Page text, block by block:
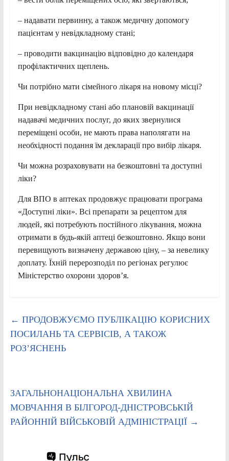
– надавати первинну, а також медичну допомогу
пацієнтам у невідкладному стані;
– проводити вакцинацію відповідно до календаря
профілактичних щеплень.
Чи потрібно мати сімейного лікаря на новому місці?
При невідкладному стані або плановій вакцинації
надавачі медичних послуг, до яких звернулися
переміщені особи, не мають права наполягати на
необхідності подання їм декларації про вибір лікаря.
Чи можна розраховувати на безкоштовні та доступні
ліки?
Для ВПО в аптеках продовжує працювати програма
«Доступні ліки». Всі препарати за рецептом для
людей, які потребують постійного лікування, можна
отримати в будь-якій аптеці безкоштовно. Якщо вони
перевищують визначену державою ціну, – за невелику
доплату. Їхній перерозподіл по регіонах регулює
Міністерство охорони здоров’я.
← ПРОДОВЖУЄМО ПУБЛІКАЦІЮ КОРИСНИХ
ПОСИЛАНЬ ТА СЕРВІСІВ, А ТАКОЖ
РОЗ’ЯСНЕНЬ
ЗАГАЛЬНОНАЦІОНАЛЬНА ХВИЛИНА
МОВЧАННЯ В БІЛГОРОД-ДНІСТРОВСЬКІЙ
РАЙОННІЙ ВІЙСЬКОВІЙ АДМІНІСТРАЦІЇ →